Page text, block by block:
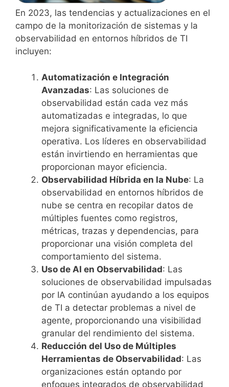
En 2023, las tendencias y actualizaciones en el
campo de la monitorización de sistemas y la
observabilidad en entornos híbridos de TI
incluyen:
Automatización e Integración
Avanzadas: Las soluciones de
observabilidad están cada vez más
automatizadas e integradas, lo que
mejora significativamente la eficiencia
operativa. Los líderes en observabilidad
están invirtiendo en herramientas que
proporcionan mayor eficiencia.
Observabilidad Híbrida en la Nube: La
observabilidad en entornos híbridos de
nube se centra en recopilar datos de
múltiples fuentes como registros,
métricas, trazas y dependencias, para
proporcionar una visión completa del
comportamiento del sistema.
Uso de AI en Observabilidad: Las
soluciones de observabilidad impulsadas
por IA continúan ayudando a los equipos
de TI a detectar problemas a nivel de
agente, proporcionando una visibilidad
granular del rendimiento del sistema.
Reducción del Uso de Múltiples
Herramientas de Observabilidad: Las
organizaciones están optando por
enfoques integrados de observabilidad